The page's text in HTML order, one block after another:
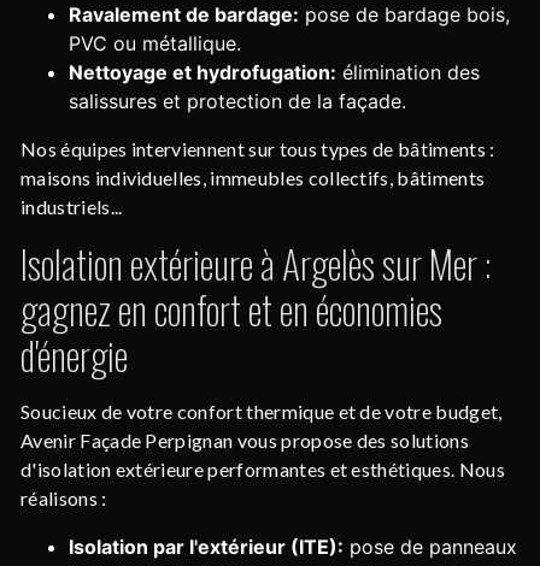
Ravalement de bardage: pose de bardage bois,
PVC ou métallique.
Nettoyage et hydrofugation: élimination des
salissures et protection de la façade.
Nos équipes interviennent sur tous types de bâtiments :
maisons individuelles, immeubles collectifs, bâtiments
industriels...
Isolation extérieure à Argelès sur Mer :
gagnez en confort et en économies
d'énergie
Soucieux de votre confort thermique et de votre budget,
Avenir Façade Perpignan vous propose des solutions
d'isolation extérieure performantes et esthétiques. Nous
réalisons :
Isolation par l'extérieur (ITE): pose de panneaux